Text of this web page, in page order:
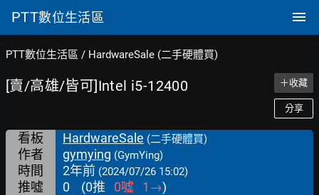
PTT數位生活區
PTT數位生活區 / HardwareSale (二手硬體買)
[賣/高雄/皆可]Intel i5-12400 ＋收藏
分享
看板 HardwareSale (二手硬體買)
作者 gymying (GymYing)
時間 2年前 (2024/07/26 15:02)
推噓 0 (0推 0噓 1 →)